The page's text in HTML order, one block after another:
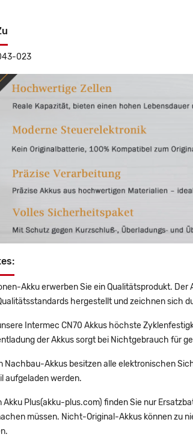
023
Akku erwerben Sie ein Qualitätsprodukt.
hergestellt und zeichnen sich
Intermec CN70 Akkus höchste
der Akkus sorgt bei Nichtgebrauch für
Nachbau-Akkus besitzen alle elektronischen
aufgeladen werden.
Akku Plus(akku-plus.com) finden Sie nur
müssen. Nicht-Original-Akkus können zu